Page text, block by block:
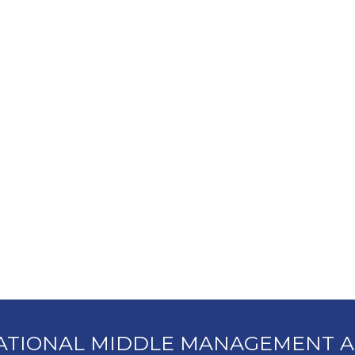
MIDDLE MANAGEMENT